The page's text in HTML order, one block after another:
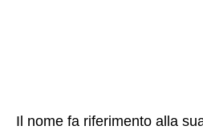
Il nome fa riferimento alla